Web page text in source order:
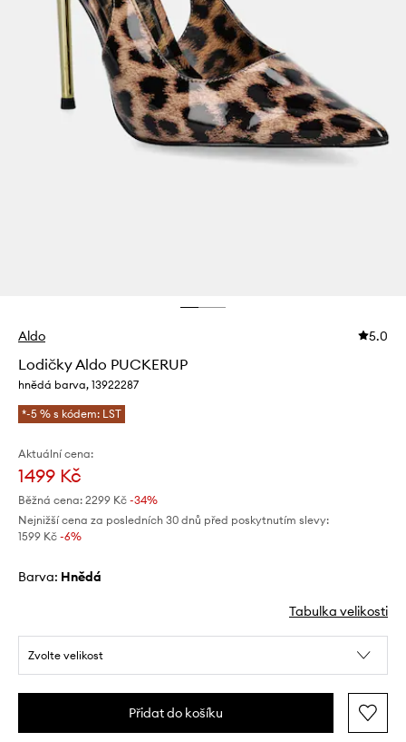
Aldo 5.0
Lodičky Aldo PUCKERUP
hnědá barva, 13922287
*-5 % s kódem: LST
Aktuální cena:
1499 Kč
Běžná cena: 2299 Kč -34%
Nejnižší cena za posledních 30 dnů před poskytnutím slevy:
1599 Kč -6%
Barva: hnědá
Tabulka velikosti
Zvolte velikost
Přidat do košíku